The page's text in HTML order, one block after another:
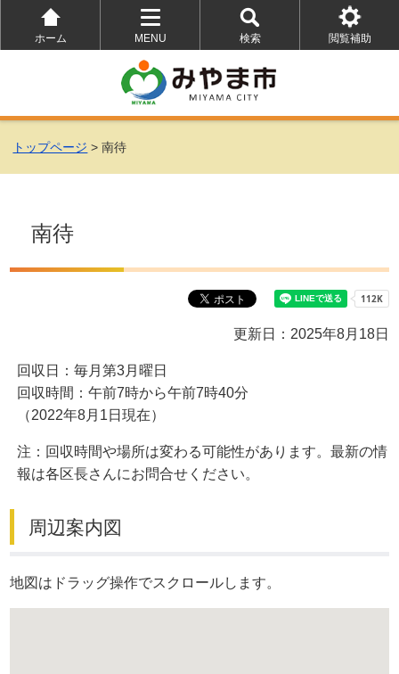
ホーム
MENU
を
開
く
検索
を
開
く
閲覧補助
を
トップページ > 南待
南待
更新日：2025年8月18日
回収日：毎月第3月曜日
回収時間：午前7時から午前7時40分
（2022年8月1日現在）
注：回収時間や場所は変わる可能性があります。最新の情
報は各区長さんにお問合せください。
周辺案内図
地図はドラッグ操作でスクロールします。